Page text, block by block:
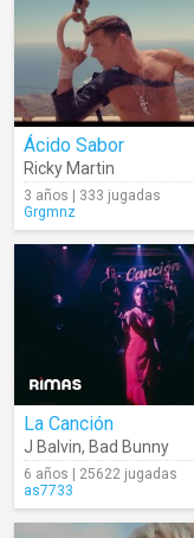
Ácido Sabor
Ricky Martin
3 años | 333 jugadas
Grgmnz
La Canción
J Balvin, Bad Bunny
6 años | 25622 jugadas
as7733